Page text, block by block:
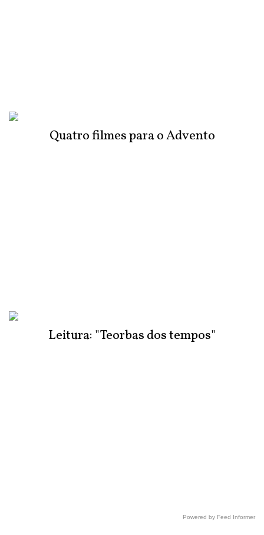
Quatro filmes para o Advento
Leitura: "Teorbas dos tempos"
Powered by Feed Informer